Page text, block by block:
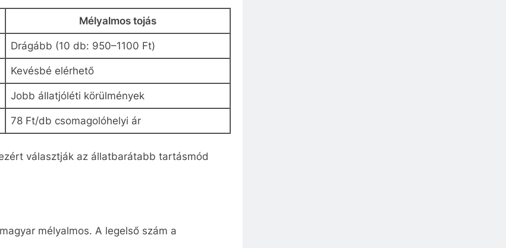
Mélyalmos tojás
Drágább (10 db: 950–1100 Ft)
Kevésbé elérhető
Jobb állatjóléti körülmények
78 Ft/db csomagolóhelyi ár
választják az állatbarátabb tartásmód
mélyalmos. A legelső szám a